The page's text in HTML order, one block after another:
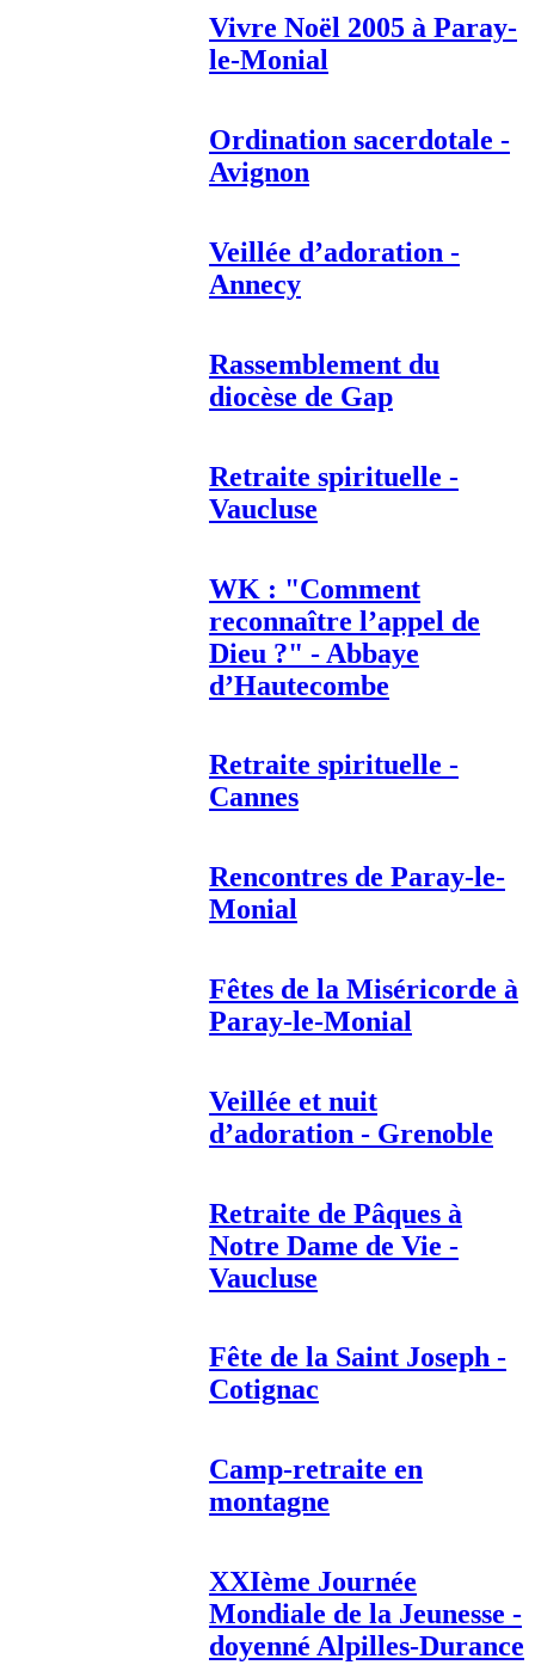
Vivre Noël 2005 à Paray-
le-Monial
Ordination sacerdotale -
Avignon
Veillée d’adoration -
Annecy
Rassemblement du
diocèse de Gap
Retraite spirituelle -
Vaucluse
WK : "Comment
reconnaître l’appel de
Dieu ?" - Abbaye
d’Hautecombe
Retraite spirituelle -
Cannes
Rencontres de Paray-le-
Monial
Fêtes de la Miséricorde à
Paray-le-Monial
Veillée et nuit
d’adoration - Grenoble
Retraite de Pâques à
Notre Dame de Vie -
Vaucluse
Fête de la Saint Joseph -
Cotignac
Camp-retraite en
montagne
XXIème Journée
Mondiale de la Jeunesse -
doyenné Alpilles-Durance